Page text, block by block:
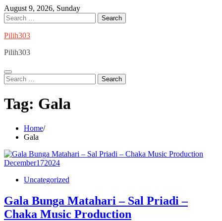
Skip
to
content
August 9, 2026, Sunday
Search
for:
Pilih303
Pilih303
Search
for:
Tag: Gala
Home
Gala
December172024
Uncategorized
Gala Bunga Matahari – Sal Priadi –
Chaka Music Production